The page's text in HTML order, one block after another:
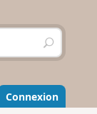
R
e
h
e
r
Connexion